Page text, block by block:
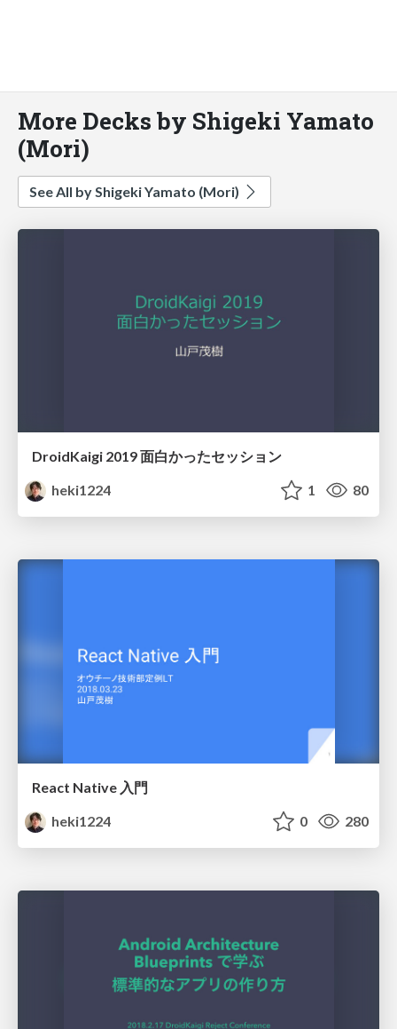
More Decks by Shigeki Yamato
(Mori)
See All by Shigeki Yamato (Mori)
DroidKaigi 2019 面白かったセッション
heki1224
1 80
React Native 入門
heki1224
0 280